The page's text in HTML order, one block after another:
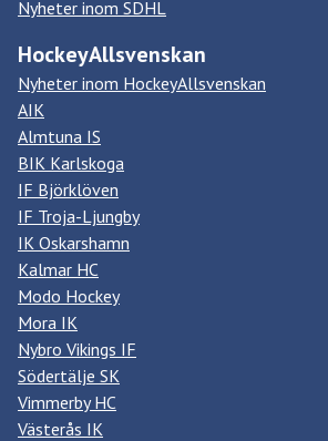
Nyheter inom SDHL
HockeyAllsvenskan
Nyheter inom HockeyAllsvenskan
AIK
Almtuna IS
BIK Karlskoga
IF Björklöven
IF Troja-Ljungby
IK Oskarshamn
Kalmar HC
Modo Hockey
Mora IK
Nybro Vikings IF
Södertälje SK
Vimmerby HC
Västerås IK